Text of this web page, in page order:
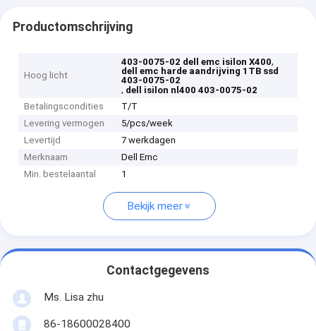
Productomschrijving
Hoog licht
403-0075-02 dell emc isilon X400,
dell emc harde aandrijving 1TB ssd
403-0075-02
, dell isilon nl400 403-0075-02
Betalingscondities
T/T
Levering vermogen
5/pcs/week
Levertijd
7 werkdagen
Merknaam
Dell Emc
Min. bestelaantal
1
Bekijk meer
Contactgegevens
Ms. Lisa zhu
86-18600028400